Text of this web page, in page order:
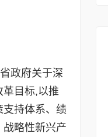
政府关于深
革目标,以推
支持体系、绩
略性新兴产